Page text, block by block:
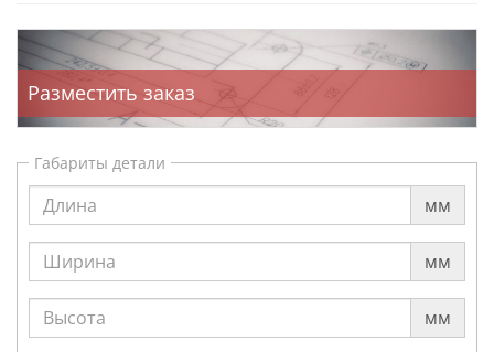
Разместить заказ
Габариты детали
мм
мм
мм